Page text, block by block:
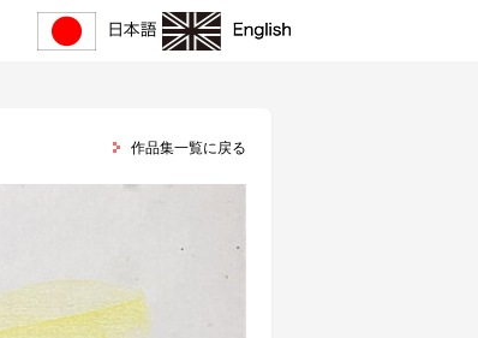
作品集一覧に戻る